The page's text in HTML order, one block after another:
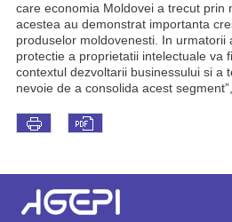
care economia Moldovei a trecut prin
acestea au demonstrat importanta
produselor moldovenesti. In urmatorii
protectie a proprietatii intelectuale va
contextul dezvoltarii businessului si a
nevoie de a consolida acest